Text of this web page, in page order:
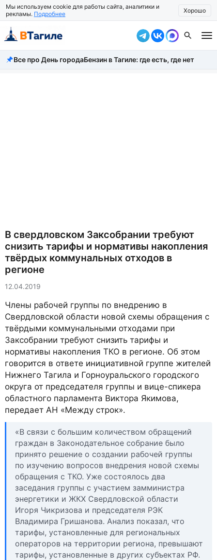
Мы используем cookie для работы сайта, аналитики и
рекламы. Подробнее Хорошо
Все новости
Все про День городаБензин в Тагиле: где есть, где нет
В свердловском Заксобрании требуют
снизить тарифы и нормативы накопления
твёрдых коммунальных отходов в
регионе
12.04.2019
Члены рабочей группы по внедрению в
Свердловской области новой схемы обращения с
твёрдыми коммунальными отходами при
Заксобрании требуют снизить тарифы и
нормативы накопления ТКО в регионе. Об этом
говорится в ответе инициативной группе жителей
Нижнего Тагила и Горноуральского городского
округа от председателя группы и вице-спикера
областного парламента Виктора Якимова,
передает АН «Между строк».
«В связи с большим количеством обращений
граждан в Законодательное собрание было
принято решение о создании рабочей группы
по изучению вопросов внедрения новой схемы
обращения с ТКО. Уже состоялось два
заседания группы с участием замминистра
энергетики и ЖКХ Свердловской области
Игоря Чикризова и председателя РЭК
Владимира Гришанова. Анализ показал, что
тарифы, установленные для региональных
операторов на территории региона, превышают
тарифы, установленные в других субъектах РФ.